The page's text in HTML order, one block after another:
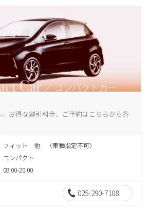
お得な割引料金、ご予約はこちらから各
フィット 他 （車種指定不可）
コンパクト
08:00-20:00
025-290-7108